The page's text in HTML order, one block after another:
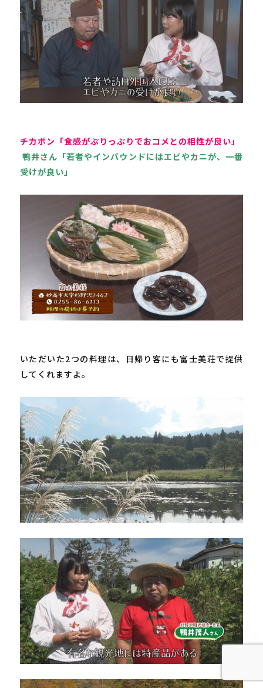
チカポン「食感がぷりっぷりでおコメとの相性が良い」
受けが良い」
いただいた2つの料理は、日帰り客にも富士美荘で提供
してくれますよ。